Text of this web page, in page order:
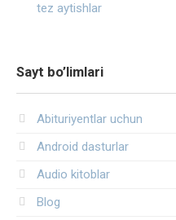
tez aytishlar
Sayt bo’limlari
Abituriyentlar uchun
Android dasturlar
Audio kitoblar
Blog